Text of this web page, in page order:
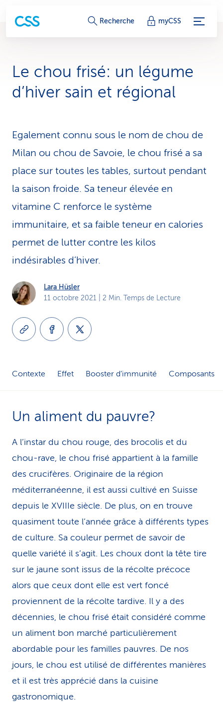
L
e
s
e
s
i
c
Recherche myCSS
Le chou frisé: un légume
d’hiver sain et régional
Egalement connu sous le nom de chou de
Milan ou chou de Savoie, le chou frisé a sa
place sur toutes les tables, surtout pendant
la saison froide. Sa teneur élevée en
vitamine C renforce le système
immunitaire, et sa faible teneur en calories
permet de lutter contre les kilos
indésirables d’hiver.
Lara Hüsler
11 octobre 2021 | 2 Min. Temps de Lecture
Contexte Effet Booster d’immunité Composants
Un aliment du pauvre?
A l’instar du chou rouge, des brocolis et du
chou-rave, le chou frisé appartient à la famille
des crucifères. Originaire de la région
méditerranéenne, il est aussi cultivé en Suisse
depuis le XVIIIe siècle. De plus, on en trouve
quasiment toute l’année grâce à différents types
de culture. Sa couleur permet de savoir de
quelle variété il s’agit. Les choux dont la tête tire
sur le jaune sont issus de la récolte précoce
alors que ceux dont elle est vert foncé
proviennent de la récolte tardive. Il y a des
décennies, le chou frisé était considéré comme
un aliment bon marché particulièrement
abordable pour les familles pauvres. De nos
jours, le chou est utilisé de différentes manières
et il est très apprécié dans la cuisine
gastronomique.